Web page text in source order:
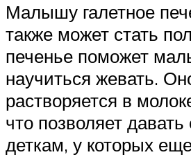
Малышу галетное
также может стать
печенье поможет
научиться жевать.
растворяется в
что позволяет давать
деткам, у которых